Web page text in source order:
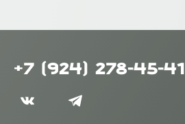
+7 (924) 278-45-41